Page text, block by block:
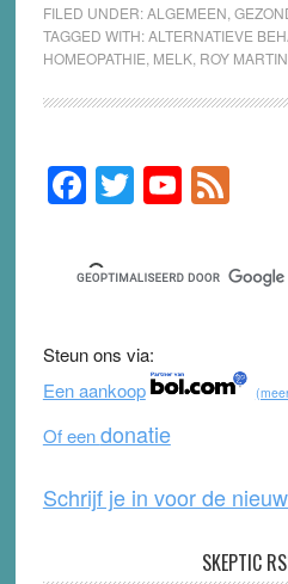
FILED UNDER:ALGEMEEN
TAGGED WITH:ALTERNATIEVE
HOMEOPATHIE MELK, ROY
Primary
Sidebar
F
a
c
e
b
o
o
k
T
wi
tt
er
Y
o
u
T
b
e
F
e
d
Steun ons via:
Een aankoop
Of eendonatie
Schrijf je in voor de
SKEPTIC